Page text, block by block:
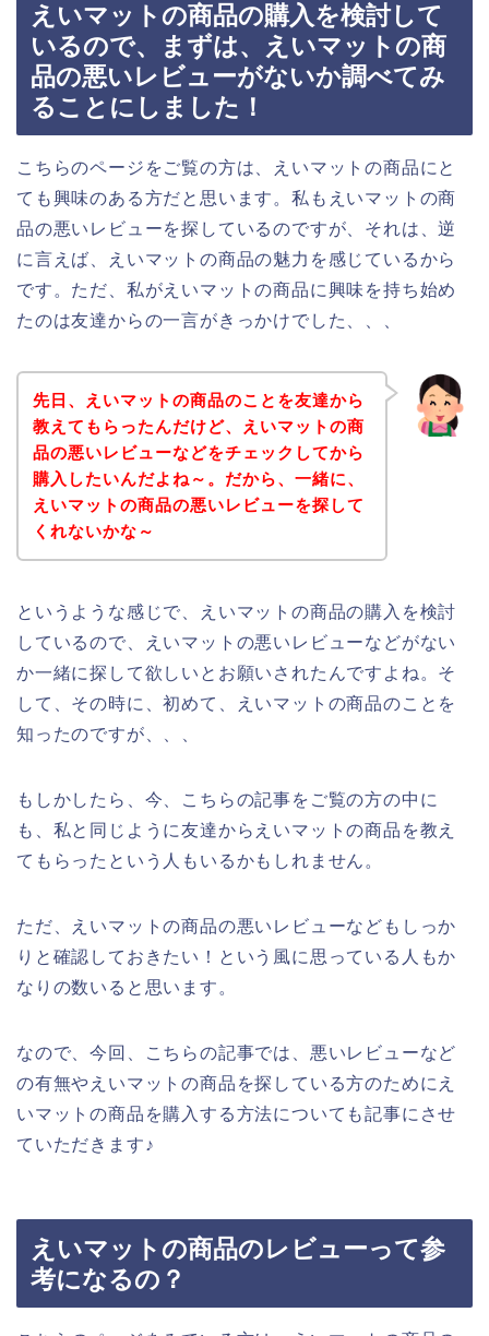
えいマットの商品の購入を検討して
いるので、まずは、えいマットの商
品の悪いレビューがないか調べてみ
ることにしました！
こちらのページをご覧の方は、えいマットの商品にと
ても興味のある方だと思います。私もえいマットの商
品の悪いレビューを探しているのですが、それは、逆
に言えば、えいマットの商品の魅力を感じているから
です。ただ、私がえいマットの商品に興味を持ち始め
たのは友達からの一言がきっかけでした、、、
先日、えいマットの商品のことを友達から
教えてもらったんだけど、えいマットの商
品の悪いレビューなどをチェックしてから
購入したいんだよね～。だから、一緒に、
えいマットの商品の悪いレビューを探して
くれないかな～
というような感じで、えいマットの商品の購入を検討
しているので、えいマットの悪いレビューなどがない
か一緒に探して欲しいとお願いされたんですよね。そ
して、その時に、初めて、えいマットの商品のことを
知ったのですが、、、
もしかしたら、今、こちらの記事をご覧の方の中に
も、私と同じように友達からえいマットの商品を教え
てもらったという人もいるかもしれません。
ただ、えいマットの商品の悪いレビューなどもしっか
りと確認しておきたい！という風に思っている人もか
なりの数いると思います。
なので、今回、こちらの記事では、悪いレビューなど
の有無やえいマットの商品を探している方のためにえ
いマットの商品を購入する方法についても記事にさせ
ていただきます♪
えいマットの商品のレビューって参
考になるの？